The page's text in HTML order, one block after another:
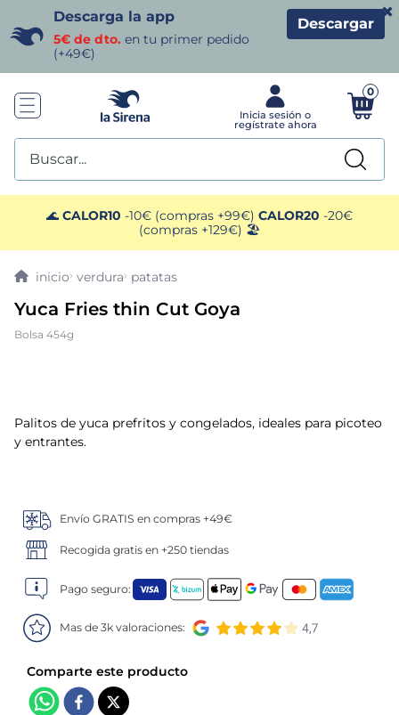
Descarga la app
5€ de dto. en tu primer pedido
(+49€)
Descargar
×
0
Buscar...
🌊 CALOR10 -10€ (compras +99€) CALOR20 -20€
(compras +129€) 🏖️
verdura patatas
Yuca Fries thin Cut Goya
Bolsa 454g
Palitos de yuca prefritos y congelados, ideales para picoteo
y entrantes.
Envío GRATIS en compras +49€
Recogida gratis en +250 tiendas
Pago seguro:
Mas de 3k valoraciones:
TÉRMINOS MÁS BUSCADOS
1. helados sirena
gambas
3. patatas
5. verduras
7. canelones
. gambon
listísimos
. pollo